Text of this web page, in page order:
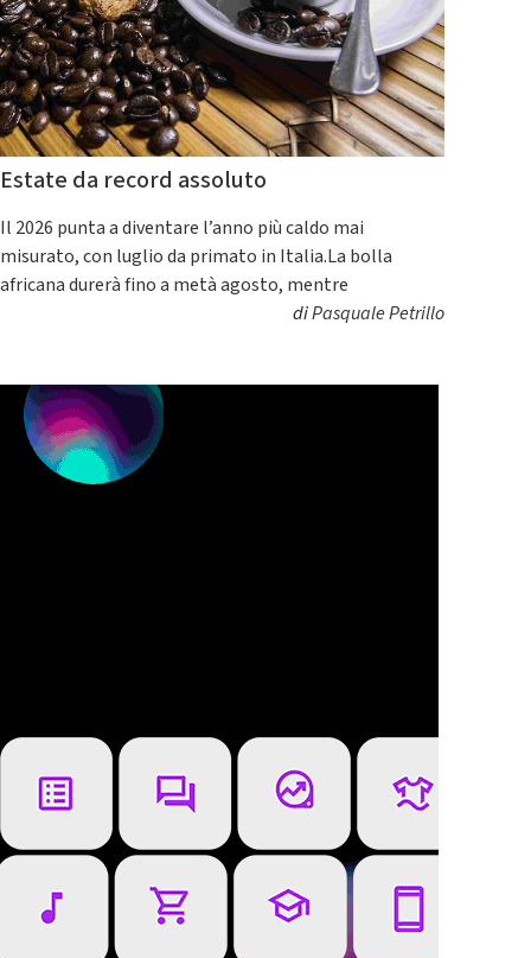
Estate da record assoluto
Il 2026 punta a diventare l’anno più caldo mai
misurato, con luglio da primato in Italia.La bolla
africana durerà fino a metà agosto, mentre
diPasquale Petrillo